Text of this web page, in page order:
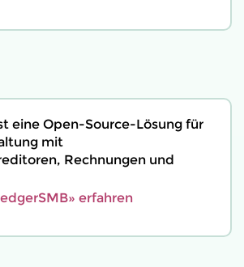
eine Open-Source-Lösung für
mit
Rechnungen und
erfahren